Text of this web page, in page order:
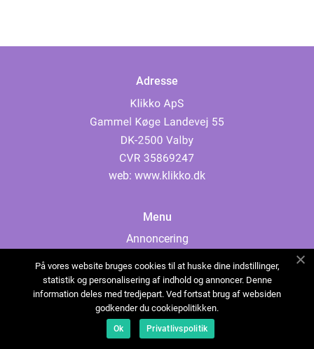
Adresse
web: www.klikko.dk
Menu
Annoncering
Cookies
Kontakt os
Sitemap
På vores website bruges cookies til at huske dine indstillinger,
statistik og personalisering af indhold og annoncer. Denne
information deles med tredjepart. Ved fortsat brug af websiden
godkender du cookiepolitikken.
Ok Privatlivspolitik